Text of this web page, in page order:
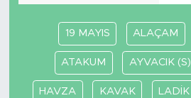
19 MAYIS ALAÇAM
ATAKUM AYVACIK (S)
HAVZA KAVAK LADİK